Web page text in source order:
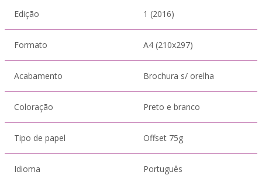
Edição 1 (2016)
Formato A4 (210x297)
Acabamento Brochura s/ orelha
Coloração Preto e branco
Tipo de papel Offset 75g
Idioma Português